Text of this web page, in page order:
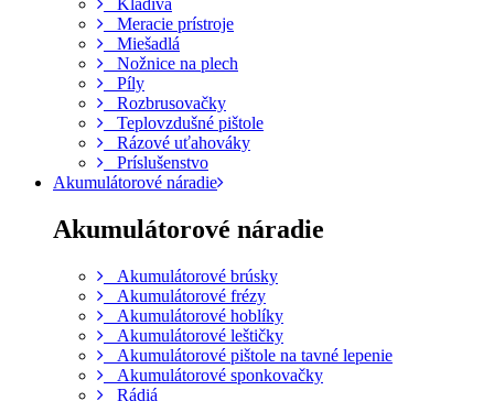
Meracie prístroje
Miešadlá
Nožnice na plech
Píly
Rozbrusovačky
Teplovzdušné pištole
Rázové uťahováky
Príslušenstvo
Akumulátorové náradie
Akumulátorové náradie
Akumulátorové brúsky
Akumulátorové frézy
Akumulátorové hoblíky
Akumulátorové leštičky
Akumulátorové pištole na tavné lepenie
Akumulátorové sponkovačky
Rádiá